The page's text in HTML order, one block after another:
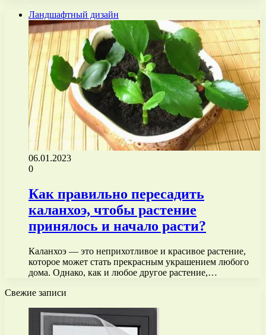
Ландшафтный дизайн
06.01.2023
0
Как правильно пересадить
каланхоэ, чтобы растение
принялось и начало расти?
Каланхоэ — это неприхотливое и красивое растение,
которое может стать прекрасным украшением любого
дома. Однако, как и любое другое растение,…
Свежие записи